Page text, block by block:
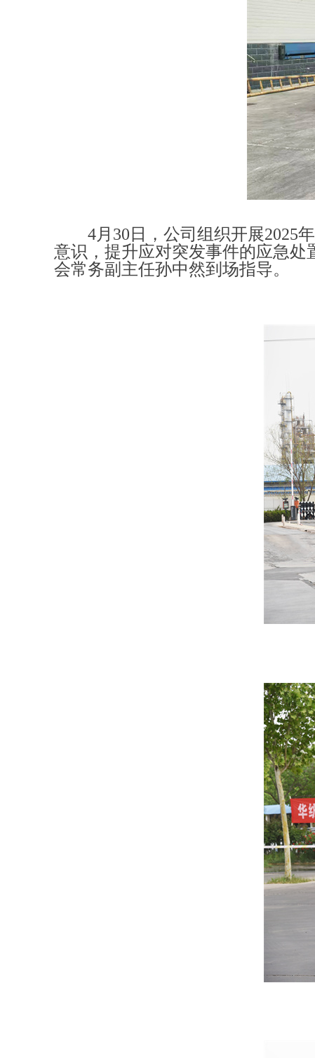
4月30日，公司组织开展2025
意识，提升应对突发事件的应急处
会常务副主任孙中然到 场指导。